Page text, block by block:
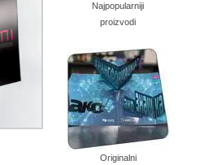
Najpopularniji
proizvodi
Originalni